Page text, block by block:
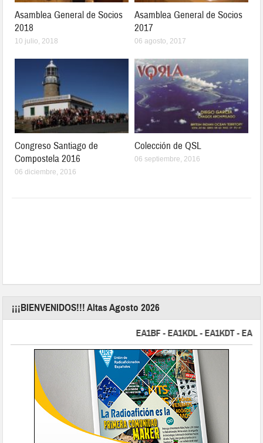
Asamblea General de Socios
2018
10 julio, 2018
Asamblea General de Socios
2017
06 agosto, 2017
Congreso Santiago de
Compostela 2016
06 diciembre, 2016
Colección de QSL
06 septiembre, 2016
¡¡¡BIENVENIDOS!!! Altas Agosto 2026
EA1BF - EA1KDL - EA1KDT - EA2FBJ -